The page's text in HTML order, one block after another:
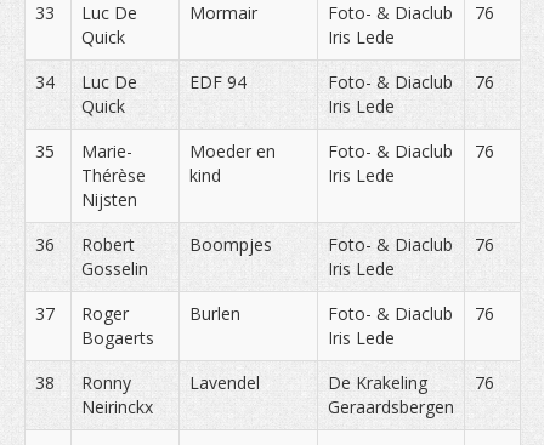
33
Luc De
Quick
Mormair
Foto- & Diaclub
Iris Lede
76
34
Luc De
Quick
EDF 94
Foto- & Diaclub
Iris Lede
76
35
Marie-
Thérèse
Nijsten
Moeder en
kind
Foto- & Diaclub
Iris Lede
76
36
Robert
Gosselin
Boompjes
Foto- & Diaclub
Iris Lede
76
37
Roger
Bogaerts
Burlen
Foto- & Diaclub
Iris Lede
76
38
Ronny
Neirinckx
Lavendel
De Krakeling
Geraardsbergen
76